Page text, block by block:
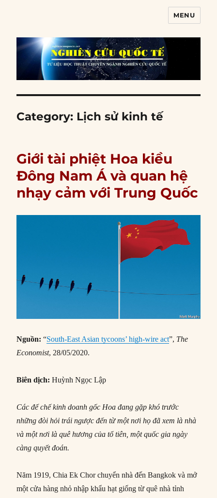
MENU
Category: Lịch sử kinh tế
Giới tài phiệt Hoa kiều
Đông Nam Á và quan hệ
nhạy cảm với Trung Quốc
Nguồn: “South-East Asian tycoons’ high-wire act”, The
Economist, 28/05/2020.
Biên dịch:Huỳnh Ngọc Lập
Các đế chế kinh doanh gốc Hoa đang gặp khó trước
những đòi hỏi trái ngược đến từ một nơi họ đã xem là nhà
và một nơi là quê hương của tổ tiên, một quốc gia ngày
càng quyết đoán.
Năm 1919, Chia Ek Chor chuyển nhà đến Bangkok và mở
một cửa hàng nhỏ nhập khẩu hạt giống từ quê nhà tỉnh